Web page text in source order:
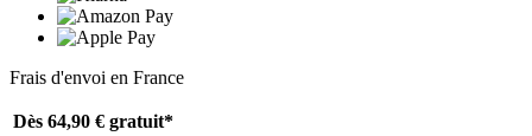
Frais d'envoi en France
Dès 64,90 € gratuit*